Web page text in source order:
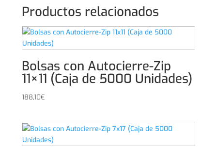
Productos relacionados
Bolsas con Autocierre-Zip
11×11 (Caja de 5000 Unidades)
188,10€